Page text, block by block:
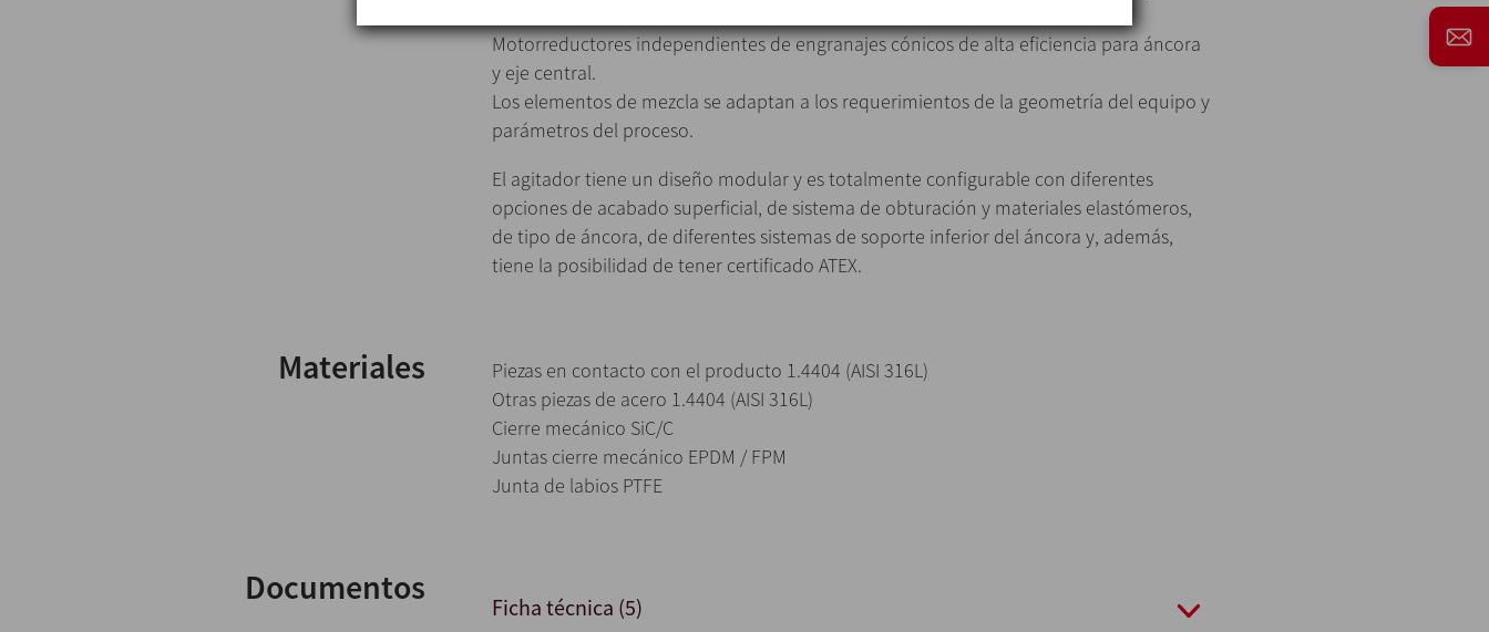
Motorreductores independientes de engranajes cónicos de alta eficiencia para áncora
y eje central.
Los elementos de mezcla se adaptan a los requerimientos de la geometría del equipo y
parámetros del proceso.
El agitador tiene un diseño modular y es totalmente configurable con diferentes
opciones de acabado superficial, de sistema de obturación y materiales elastómeros,
de tipo de áncora, de diferentes sistemas de soporte inferior del áncora y, además,
tiene la posibilidad de tener certificado ATEX.
Materiales
Piezas en contacto con el producto 1.4404 (AISI 316L)
Otras piezas de acero 1.4404 (AISI 316L)
Cierre mecánico SiC/C
Juntas cierre mecánico EPDM / FPM
Junta de labios PTFE
Documentos Ficha técnica (5)